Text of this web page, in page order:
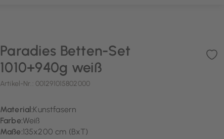
Paradies Betten-Set
1010+940g weiß
Artikel-Nr.: 001291015802000
Material:Kunstfasern
Farbe:Weiß
Maße:135x200 cm (BxT)